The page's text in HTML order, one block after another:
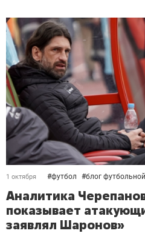
1 октября #футбол #блог
Аналитика
показывает
заявлял Шаронов»